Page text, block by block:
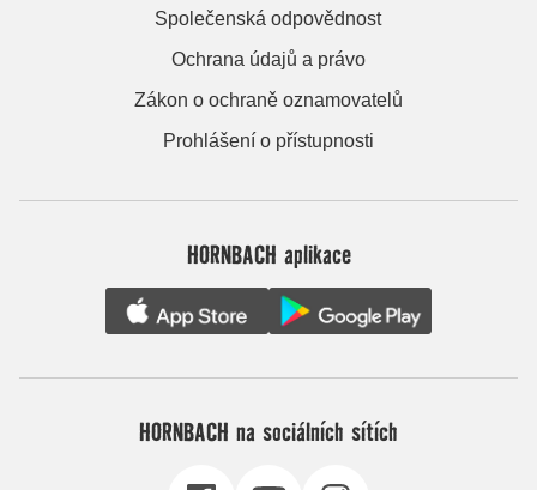
Společenská odpovědnost
Ochrana údajů a právo
Zákon o ochraně oznamovatelů
Prohlášení o přístupnosti
HORNBACH aplikace
HORNBACH na sociálních sítích